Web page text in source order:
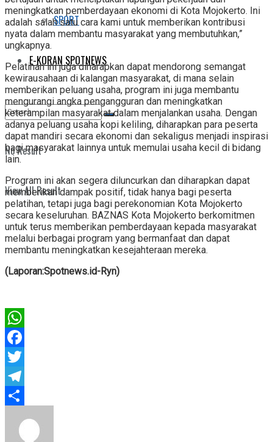
SPORT
E-KORAN SPOTNEWS
No Result
View All Result
meningkatkan pemberdayaan ekonomi di Kota Mojokerto. Ini
adalah salah satu cara kami untuk memberikan kontribusi
nyata dalam membantu masyarakat yang membutuhkan,”
ungkapnya.
Pelatihan ini juga diharapkan dapat mendorong semangat
kewirausahaan di kalangan masyarakat, di mana selain
memberikan peluang usaha, program ini juga membantu
mengurangi angka pengangguran dan meningkatkan
keterampilan masyarakat dalam menjalankan usaha. Dengan
adanya peluang usaha kopi keliling, diharapkan para peserta
dapat mandiri secara ekonomi dan sekaligus menjadi inspirasi
bagi masyarakat lainnya untuk memulai usaha kecil di bidang
lain.
Program ini akan segera diluncurkan dan diharapkan dapat
memberikan dampak positif, tidak hanya bagi peserta
pelatihan, tetapi juga bagi perekonomian Kota Mojokerto
secara keseluruhan. BAZNAS Kota Mojokerto berkomitmen
untuk terus memberikan pemberdayaan kepada masyarakat
melalui berbagai program yang bermanfaat dan dapat
membantu meningkatkan kesejahteraan mereka.
(Laporan:Spotnews.id-Ryn)
WhatsApp
Facebook
Twitter
Telegram
Share